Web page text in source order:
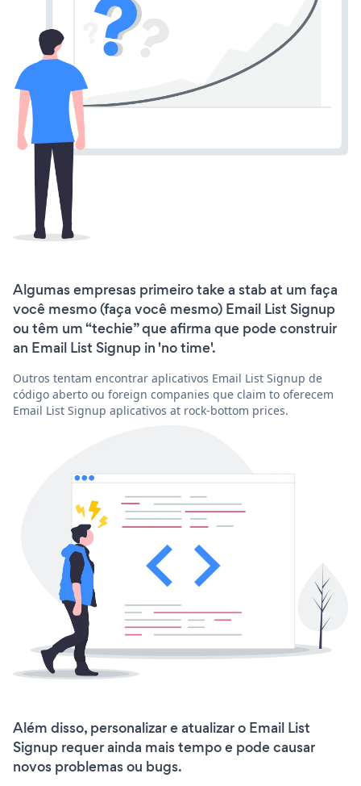
Algumas empresas primeiro take a stab at um faça
você mesmo (faça você mesmo) Email List Signup
ou têm um “techie” que afirma que pode construir
an Email List Signup in 'no time'.
Outros tentam encontrar aplicativos Email List Signup de
código aberto ou foreign companies que claim to oferecem
Email List Signup aplicativos at rock-bottom prices.
Além disso, personalizar e atualizar o Email List
Signup requer ainda mais tempo e pode causar
novos problemas ou bugs.